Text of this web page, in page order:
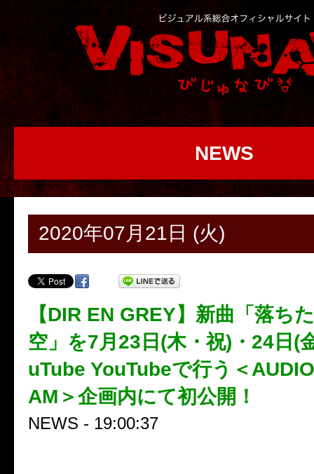
NEWS
2020年07月21日 (火)
【DIR EN GREY】新曲「落ち
空」を7月23日(木・祝)・24日(
uTube YouTubeで行う＜
AM＞企画内にて初公開！
NEWS - 19:00:37